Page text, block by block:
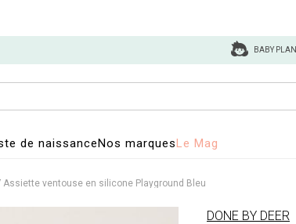
BABY
de naissanceNos marquesLe Mag
Assiette ventouse en silicone Playground Bleu
DONE BY DEER